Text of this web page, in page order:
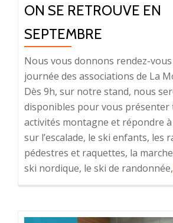
ON SE RETROUVE EN
SEPTEMBRE
Nous vous donnons rendez-vous
journée des associations de La
Dès 9h, sur notre stand, nous
disponibles pour vous présenter
activités montagne et répondre
sur l’escalade, le ski enfants, les
pédestres et raquettes, la
ski nordique, le ski de randonnée,